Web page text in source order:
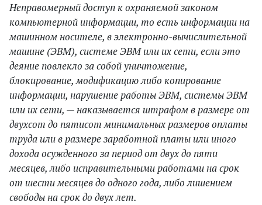
Неправомерный доступ к охраняемой законом
компьютерной информации, то есть информации на
машинном носителе, в электронно-вычислительной
машине (ЭВМ), системе ЭВМ или их сети, если это
деяние повлекло за собой уничтожение,
блокирование, модификацию либо копирование
информации, нарушение работы ЭВМ, системы ЭВМ
или их сети, — наказывается штрафом в размере от
двухсот до пятисот минимальных размеров оплаты
труда или в размере заработной платы или иного
дохода осужденного за период от двух до пяти
месяцев, либо исправительными работами на срок
от шести месяцев до одного года, либо лишением
свободы на срок до двух лет.